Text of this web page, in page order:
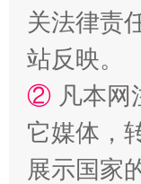
扯下公款
关法律责
站反映。
② 凡本网
它媒体，
展示国家